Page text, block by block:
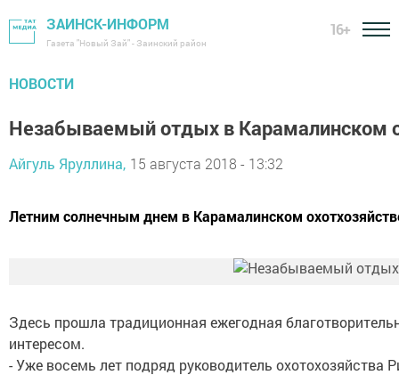
ЗАИНСК-ИНФОРМ
Газета "Новый Зай" - Заинский район
16+
НОВОСТИ
Незабываемый отдых в Карамалинском
Айгуль Яруллина, 15 августа 2018 - 13:32
Летним солнечным днем в Карамалинском
Здесь прошла традиционная ежегодная
интересом.
- Уже восемь лет подряд руководитель